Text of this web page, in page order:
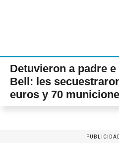
Detuvieron a padre
Bell: les
euros y 70